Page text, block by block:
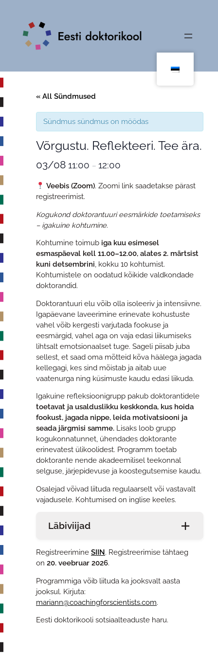
« All Sündmused
Sündmus sündmus on möödas
Võrgustu. Reflekteeri. Tee ära.
03/08 11:00 – 12:00
Veebis (Zoom). Zoomi link saadetakse pärast
registreerimist.
Kogukond doktorantuuri eesmärkide toetamiseks
– igakuine kohtumine.
Kohtumine toimub iga kuu esimesel
esmaspäeval kell 11.00–12.00, alates 2. märtsist
kuni detsembrini , kokku 10 kohtumist.
Kohtumistele on oodatud kõikide valdkondade
doktorandid.
Doktorantuuri elu võib olla isoleeriv ja intensiivne.
Igapäevane laveerimine erinevate kohustuste
vahel võib kergesti varjutada fookuse ja
eesmärgid, vahel aga on vaja edasi liikumiseks
lihtsalt emotsionaalset tuge. Sageli piisab juba
sellest, et saad oma mõtteid kõva häälega jagada
kellegagi, kes sind mõistab ja aitab uue
vaatenurga ning küsimuste kaudu edasi liikuda.
Igakuine refleksioonigrupp pakub doktorantidele
toetavat ja usalduslikku keskkonda, kus hoida
fookust, jagada nippe, leida motivatsiooni ja
seada järgmisi samme. Lisaks loob grupp
kogukonnatunnet, ühendades doktorante
erinevatest ülikoolidest. Programm toetab
doktorante nende akadeemilisel teekonnal
selguse, järjepidevuse ja koostegutsemise kaudu.
Osalejad võivad liituda regulaarselt või vastavalt
vajadusele. Kohtumised on inglise keeles.
Läbiviijad
Registreerimine SIIN. Registreerimise tähtaeg
on 20. veebruar 2026.
Programmiga võib liituda ka jooksvalt aasta
jooksul. Kirjuta:
mariann@coachingforscientists.com.
Eesti doktorikooli sotsiaalteaduste haru.